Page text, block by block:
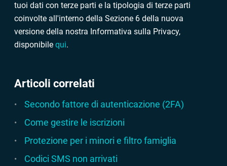
tuoi dati con terze parti e la tipologia di terze parti
coinvolte all'interno della Sezione 6 della nuova
versione della nostra Informativa sulla Privacy,
disponibile qui.
Articoli correlati
Secondo fattore di autenticazione (2FA)
Come gestire le iscrizioni
Protezione per i minori e filtro famiglia
Codici SMS non arrivati